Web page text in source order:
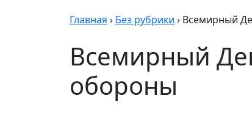
Главная › Без рубрики › Всемирный
Всемирный
обороны